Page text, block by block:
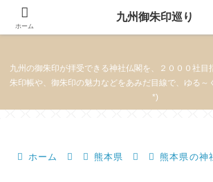
九州御朱印巡り
九州の御朱印が拝受できる神社仏閣を、２０００社目
朱印帳や、御朱印の魅力などをあみだ目線で、ゆる～
*)
ホーム 熊本県 熊本県の神
ホーム
九州御朱印巡り